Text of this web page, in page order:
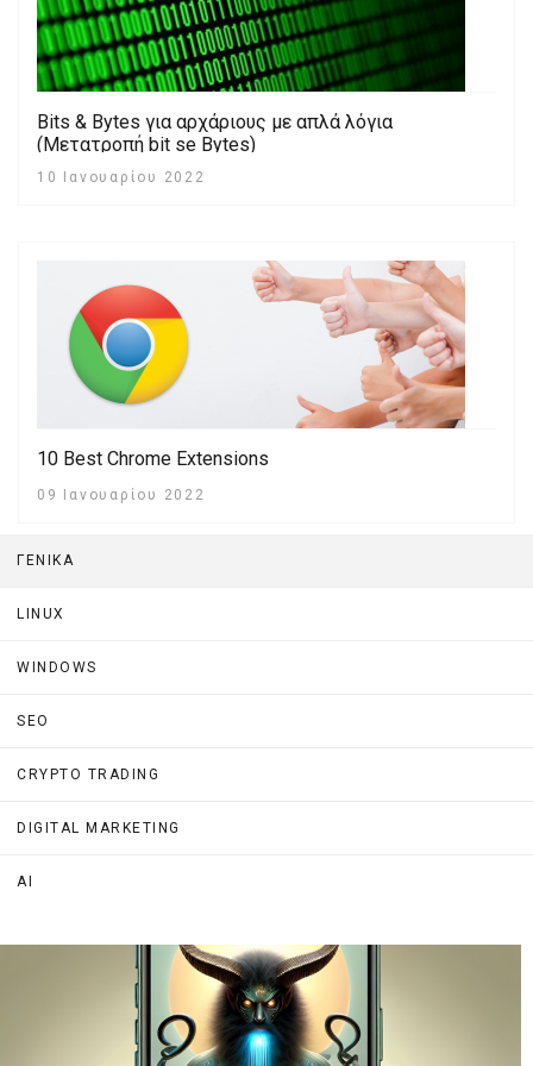
Bits & Bytes για αρχάριους με απλά λόγια
(Μετατροπή bit se Bytes)
10 Ιανουαρίου 2022
10 Best Chrome Extensions
09 Ιανουαρίου 2022
ΓΕΝΙΚΑ
LINUX
WINDOWS
SEO
CRYPTO TRADING
DIGITAL MARKETING
AI